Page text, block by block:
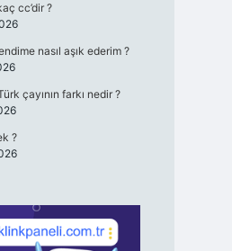
cc’dir ?
nasıl aşık ederim ?
çayının farkı nedir ?
?